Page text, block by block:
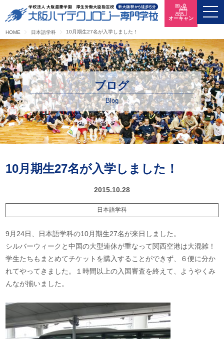
HOME 日本語学科 10月期生27名が入学しました！
オーキャン
ブログ
Blog
10月期生27名が入学しました！
2015.10.28
日本語学科
9月24日、日本語学科の10月期生27名が来日しました。
シルバーウィークと中国の大型連休が重なって関西空港は大混雑！
学生たちもまとめてチケットを購入することができず、６便に分か
れてやってきました。１時間以上の入国審査を終えて、ようやくみ
んなが揃いました。